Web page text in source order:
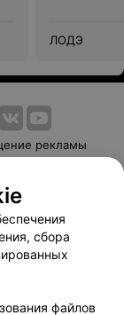
ЛОДЭ
рекламы
оплаты
сбора
файлов